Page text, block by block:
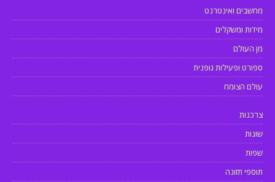
מחשבים ואינטרנט
מידות ומשקלים
מן העולם
ספורט ופעילות גופנית
עולם הצומח
צרכנות
שונות
שפות
תוספי תזונה